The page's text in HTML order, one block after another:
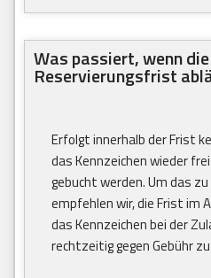
Was passiert, wenn die
Reservierungsfrist
Erfolgt innerhalb der Frist
das Kennzeichen wieder
gebucht werden. Um das
empfehlen wir, die Frist im
das Kennzeichen bei der
rechtzeitig gegen Gebühr